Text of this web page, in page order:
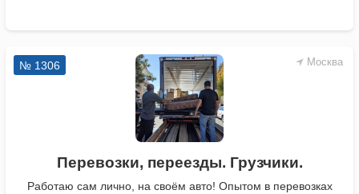
Москва
№ 1306
Перевозки, переезды. Грузчики.
Работаю сам лично, на своём авто! Опытом в перевозках